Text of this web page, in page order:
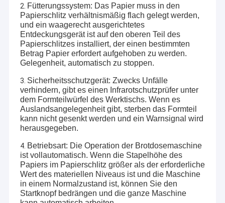
2. Fütterungssystem: Das Papier muss in den
Papierschlitz verhältnismäßig flach gelegt werden,
und ein waagerecht ausgerichtetes
Entdeckungsgerät ist auf den oberen Teil des
Papierschlitzes installiert, der einen bestimmten
Betrag Papier erfordert aufgehoben zu werden.
Gelegenheit, automatisch zu stoppen.
3. Sicherheitsschutzgerät: Zwecks Unfälle
verhindern, gibt es einen Infrarotschutzprüfer unter
dem Formteilwürfel des Werktischs. Wenn es
Auslandsangelegenheit gibt, sterben das Formteil
kann nicht gesenkt werden und ein Warnsignal wird
herausgegeben.
4. Betriebsart: Die Operation der Brotdosemaschine
ist vollautomatisch. Wenn die Stapelhöhe des
Papiers im Papierschlitz größer als der erforderliche
Wert des materiellen Niveaus ist und die Maschine
in einem Normalzustand ist, können Sie den
Startknopf bedrängen und die ganze Maschine